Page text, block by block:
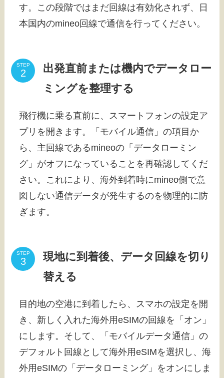
す。この段階ではまだ回線は有効化されず、日
本国内のmineo回線で通信を行ってください。
STEP
出発直前または機内でデータロー
ミングを整理する
飛行機に乗る直前に、スマートフォンの設定ア
プリを開きます。「モバイル通信」の項目か
ら、主回線であるmineoの「データローミン
グ」がオフになっていることを再確認してくだ
さい。これにより、海外到着時にmineo側で意
図しない通信データが発生するのを物理的に防
ぎます。
STEP
現地に到着後、データ回線を切り
替える
目的地の空港に到着したら、スマホの設定を開
き、新しく入れた海外用eSIMの回線を「オン」
にします。そして、「モバイルデータ通信」の
デフォルト回線として海外用eSIMを選択し、海
外用eSIMの「データローミング」をオンにしま